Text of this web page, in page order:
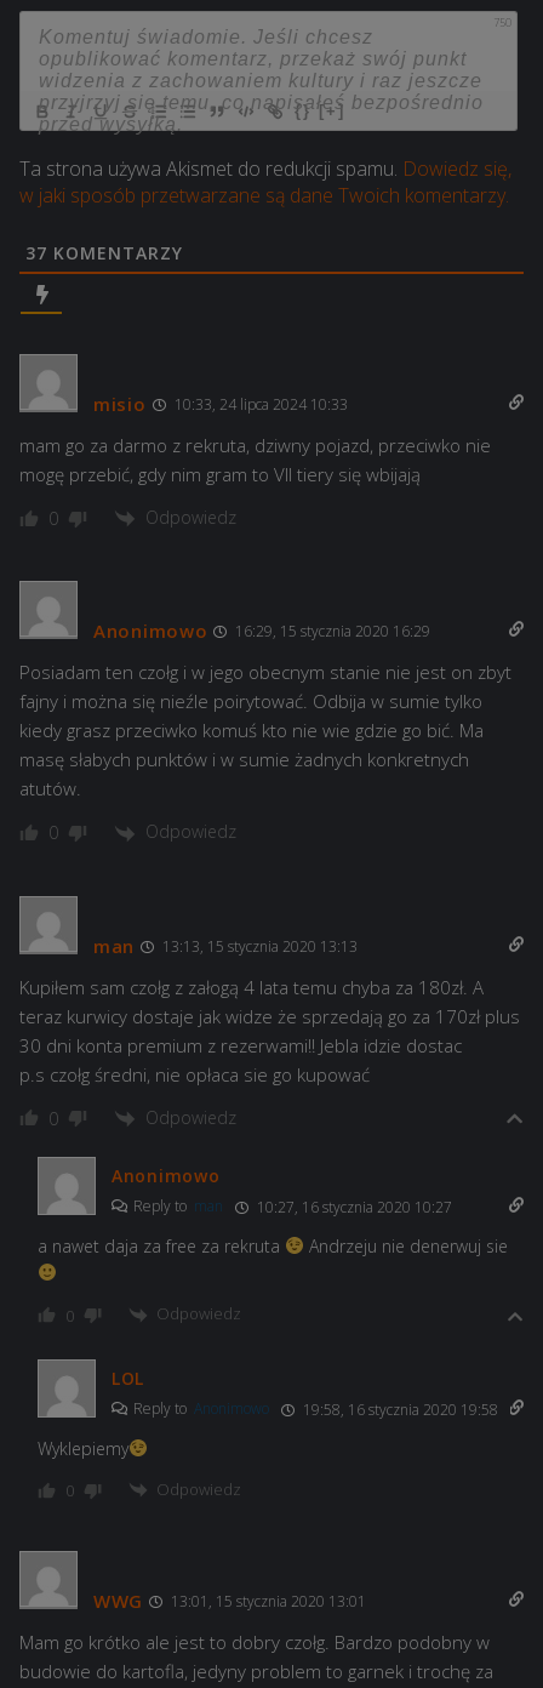
750
{} [+]
Ta strona używa Akismet do redukcji spamu. Dowiedz się,
w jaki sposób przetwarzane są dane Twoich komentarzy.
37 KOMENTARZY
misio 10:33, 24 lipca 2024 10:33
mam go za darmo z rekruta, dziwny pojazd, przeciwko nie
mogę przebić, gdy nim gram to VII tiery się wbijają
0 Odpowiedz
Anonimowo 16:29, 15 stycznia 2020 16:29
Posiadam ten czołg i w jego obecnym stanie nie jest on zbyt
fajny i można się nieźle poirytować. Odbija w sumie tylko
kiedy grasz przeciwko komuś kto nie wie gdzie go bić. Ma
masę słabych punktów i w sumie żadnych konkretnych
atutów.
0 Odpowiedz
man 13:13, 15 stycznia 2020 13:13
Kupiłem sam czołg z załogą 4 lata temu chyba za 180zł. A
teraz kurwicy dostaje jak widze że sprzedają go za 170zł plus
30 dni konta premium z rezerwami!! Jebla idzie dostac
p.s czołg średni, nie opłaca sie go kupować
0 Odpowiedz
Anonimowo
Reply to man 10:27, 16 stycznia 2020 10:27
a nawet daja za free za rekruta Andrzeju nie denerwuj sie
0 Odpowiedz
LOL
Reply to Anonimowo 19:58, 16 stycznia 2020 19:58
Wyklepiemy
0 Odpowiedz
WWG 13:01, 15 stycznia 2020 13:01
Mam go krótko ale jest to dobry czołg. Bardzo podobny w
budowie do kartofla, jedyny problem to garnek i trochę za